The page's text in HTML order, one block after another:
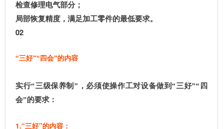
检查修理电气部分；
局部恢复精度，满足加工零件的最低要求。
02
“三好”“四会”的内容
实行“三级保养制”，必须使操作工对设备做到“三好”“四
会”的要求：
1.“三好”的内容：